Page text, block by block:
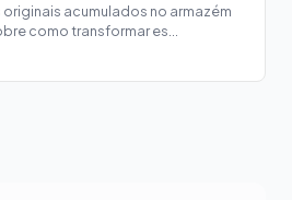
acumulados no armazém
como transformar es...